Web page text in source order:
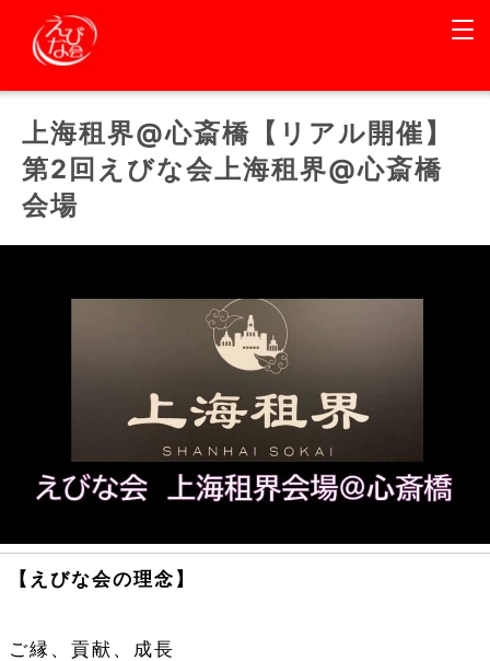
上海租界@心斎橋【リアル開催】
第2回えびな会上海租界@心斎橋
会場
【えびな会の理念】
ご縁、貢献、成長